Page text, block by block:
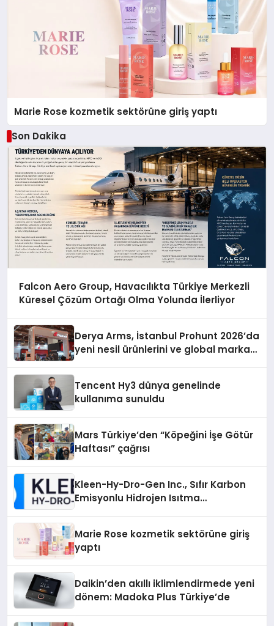
Marie Rose kozmetik sektörüne giriş yaptı
Son Dakika
Falcon Aero Group, Havacılıkta Türkiye Merkezli
Küresel Çözüm Ortağı Olma Yolunda İlerliyor
Derya Arms, İstanbul Prohunt 2026’da
yeni nesil ürünlerini ve global marka
Tencent Hy3 dünya genelinde
kullanıma sunuldu
Mars Türkiye’den “Köpeğini İşe Götür
Haftası” çağrısı
Kleen-Hy-Dro-Gen Inc., Sıfır Karbon
Emisyonlu Hidrojen Isıtma
Marie Rose kozmetik sektörüne giriş
yaptı
Daikin’den akıllı iklimlendirmede yeni
dönem: Madoka Plus Türkiye’de